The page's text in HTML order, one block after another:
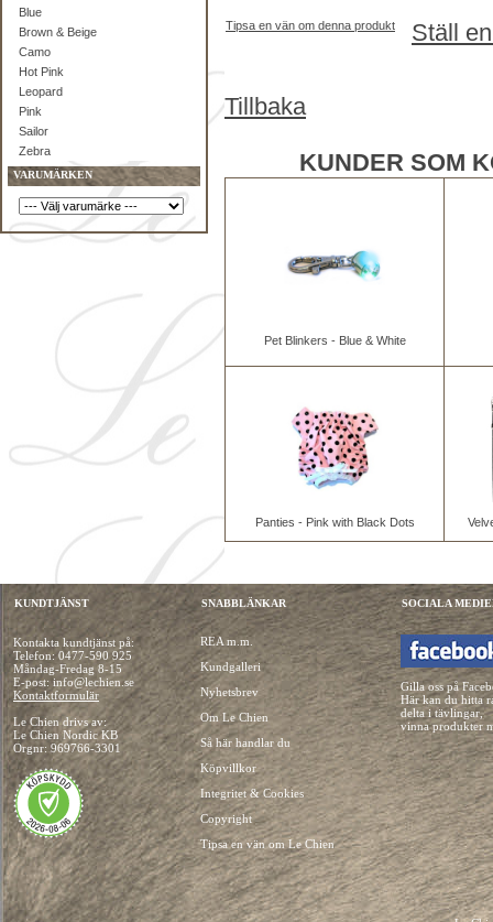
Blue
Brown & Beige
Camo
Hot Pink
Leopard
Pink
Sailor
Zebra
VARUMÄRKEN
Tipsa en vän om denna produkt Ställ
Tillbaka
KUNDER SOM
Pet Blinkers - Blue & White
Panties - Pink with Black Dots
KUNDTJÄNST
Kontakta kundtjänst på:
Telefon:0477-590 925
Måndag-Fredag 8-15
E-post: info@lechien.se
Kontaktformulär
Le Chien drivs av:
Le Chien Nordic KB
Orgnr: 969766-3301
SNABBLÄNKAR
REA m.m.
Kundgalleri
Nyhetsbrev
Om Le Chien
Så här handlar du
Köpvillkor
Integritet & Cookies
Copyright
Tipsa en vän om Le Chien
SOCIALA
Gilla oss på
Här kan du hitta
delta i tävlingar,
vinna produkter